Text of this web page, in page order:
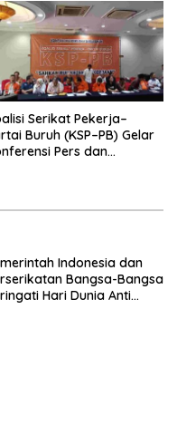
“Penguatan dan
Organisasi
yang Berbasis Riset di
Indonesia dan
Serikat Pekerja–
Buruh (KSP–PB) Gelar
Pers dan
Ketenagakerjaan Baru.
Indonesia dan
Bangsa-Bangsa
Hari Dunia Anti